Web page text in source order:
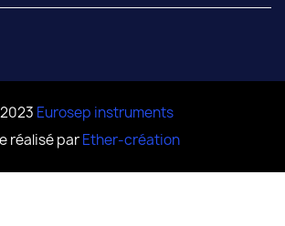
Eurosep instruments
réalisé parEther-création